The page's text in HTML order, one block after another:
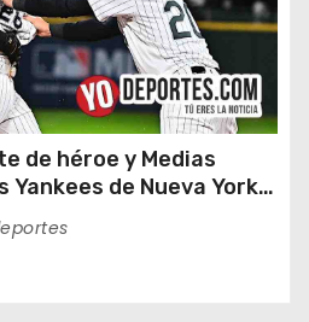
de héroe y Medias
Yankees de Nueva York